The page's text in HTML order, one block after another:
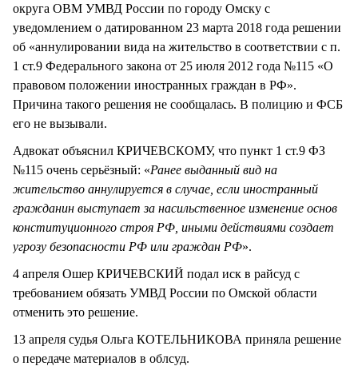
округа ОВМ УМВД России по городу Омску с
уведомлением о датированном 23 марта 2018 года решении
об «аннулировании вида на жительство в соответствии с п.
1 ст.9 Федерального закона от 25 июля 2012 года №115 «О
правовом положении иностранных граждан в РФ».
Причина такого решения не сообщалась. В полицию и ФСБ
его не вызывали.
Адвокат объяснил КРИЧЕВСКОМУ, что пункт 1 ст.9 ФЗ
№115 очень серьёзный: «Ранее выданный вид на
жительство аннулируется в случае, если иностранный
гражданин выступает за насильственное изменение основ
конституционного строя РФ, иными действиями создает
угрозу безопасности РФ или граждан РФ».
4 апреля Ошер КРИЧЕВСКИЙ подал иск в райсуд с
требованием обязать УМВД России по Омской области
отменить это решение.
13 апреля судья Ольга КОТЕЛЬНИКОВА приняла решение
о передаче материалов в облсуд.